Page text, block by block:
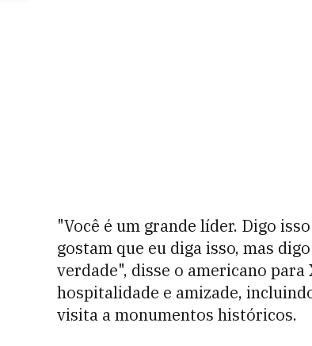
"Você é um grande líder. Digo
gostam que eu diga isso, mas
verdade", disse o americano
hospitalidade e amizade,
visita a monumentos históricos.